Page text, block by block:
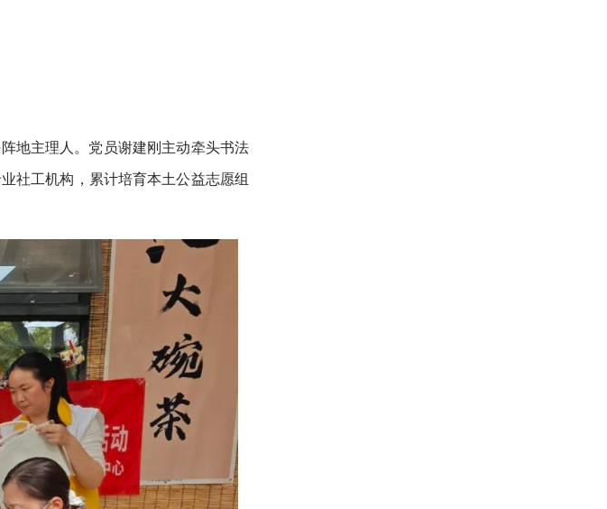
地主理人。党员谢建刚主动牵头书法
社工机构，累计培育本土公益志愿组